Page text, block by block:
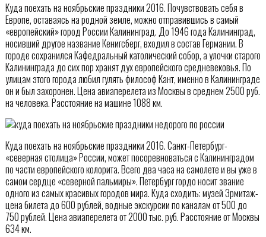
Куда поехать на ноябрьские праздники 2016. Почувствовать себя в
Европе, оставаясь на родной земле, можно отправившись в самый
«европейский» город России Калининград. До 1946 года Калининград,
носивший другое название Кенигсберг, входил в состав Германии. В
городе сохранился Кафедральный католический собор, а улочки старого
Калининграда до сих пор хранят дух европейского средневековья. По
улицам этого города любил гулять философ Кант, именно в Калининграде
он и был захоронен. Цена авиаперелета из Москвы в среднем 2500 руб.
на человека. Расстояние на машине 1088 км.
Куда поехать на ноябрьские праздники 2016. Санкт-Петербург-
«северная столица» России, может посоревноваться с Калининградом
по части европейского колорита. Всего два часа на самолете и вы уже в
самом сердце «северной пальмиры». Петербург гордо носит звание
одного из самых красивых городов мира. Куда сходить: музей Эрмитаж-
цена билета до 600 рублей, водные экскурсии по каналам от 500 до
750 рублей. Цена авиаперелета от 2000 тыс. руб. Расстояние от Москвы
634 км.